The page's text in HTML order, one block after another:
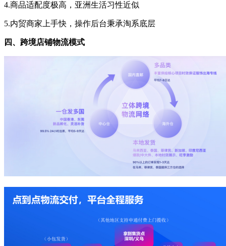
4.商品适配度极高 ， 亚洲生活习性近似
5.内贸商家上手快，操作后台秉承淘系底层
四、跨境店铺物流模式